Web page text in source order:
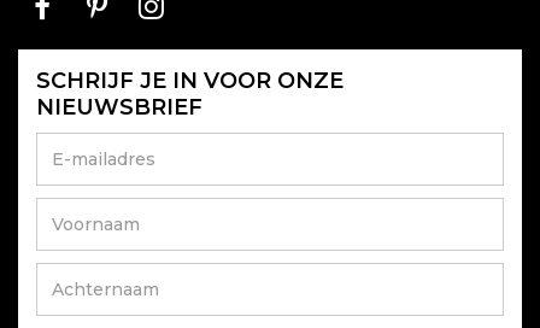
SCHRIJF JE IN VOOR ONZE
NIEUWSBRIEF